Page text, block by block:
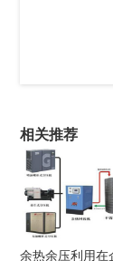
相关推荐